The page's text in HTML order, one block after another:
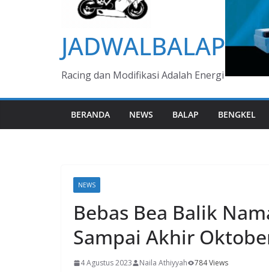
JADWALBALAP
Racing dan Modifikasi Adalah Energi
BERANDA NEWS BALAP BENGKEL
NEWS
Bebas Bea Balik
Sampai Akhir
4 Agustus 2023 Naila Athiyyah 784 Views